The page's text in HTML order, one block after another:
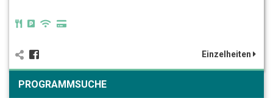
Einzelheiten
PROGRAMMSUCHE